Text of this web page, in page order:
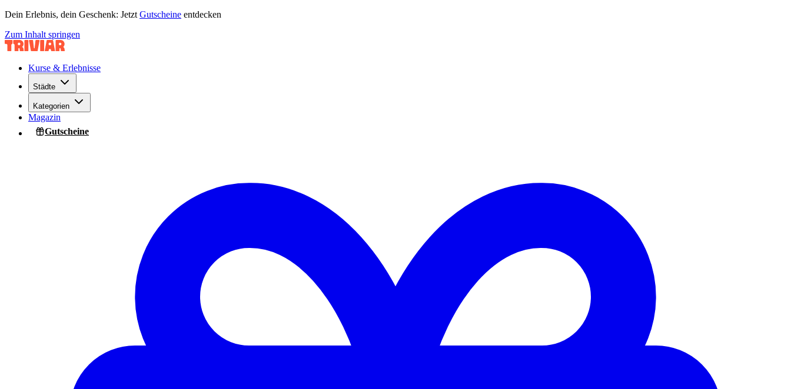
Dein Erlebnis, dein Geschenk: Jetzt Gutscheine entdecken
Zum Inhalt springen
Kurse & Erlebnisse
Städte
Kategorien
Magazin
Gutscheine